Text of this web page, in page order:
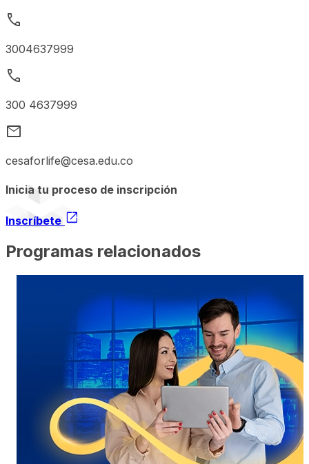
call
3004637999
call
300 4637999
mail
cesaforlife@cesa.edu.co
Inicia tu proceso de inscripción
Inscríbete open_in_new
Programas relacionados